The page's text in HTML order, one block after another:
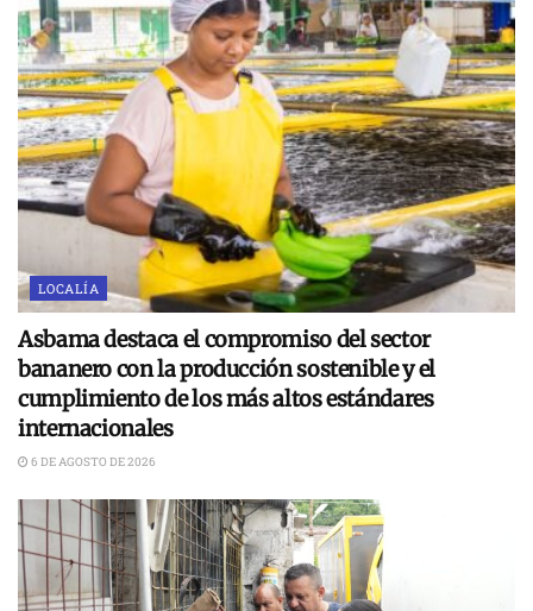
LOCALÍA
Asbama destaca el compromiso del sector
bananero con la producción sostenible y el
cumplimiento de los más altos estándares
internacionales
6 DE AGOSTO DE 2026